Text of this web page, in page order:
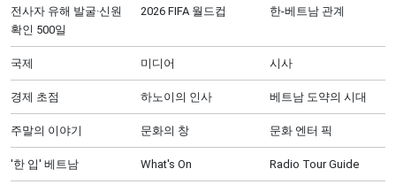
전사자 유해 발굴·신원
확인 500일
2026 FIFA 월드컵 한-베트남 관계
국제 미디어 시사
경제 초점 하노이의 인사 베트남 도약의 시대
주말의 이야기 문화의 창 문화 엔터 픽
'한 입' 베트남 What's On Radio Tour Guide